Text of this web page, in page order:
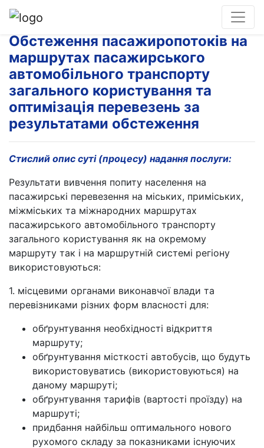
Обстеження пасажиропотоків на
маршрутах пасажирського
автомобільного транспорту
загального користування та
оптимізація перевезень за
результатами обстеження
Стислий опис суті (процесу) надання послуги:
Результати вивчення попиту населення на
пасажирські перевезення на міських, приміських,
міжміських та міжнародних маршрутах
пасажирського автомобільного транспорту
загального користування як на окремому
маршруту так і на маршрутній системі регіону
використовуються:
1. місцевими органами виконавчої влади та
перевізниками різних форм власності для:
обґрунтування необхідності відкриття
маршруту;
обґрунтування місткості автобусів, що будуть
використовуватись (використовуються) на
даному маршруті;
обґрунтування тарифів (вартості проїзду) на
маршруті;
придбання найбільш оптимального нового
рухомого складу за показниками існуючих